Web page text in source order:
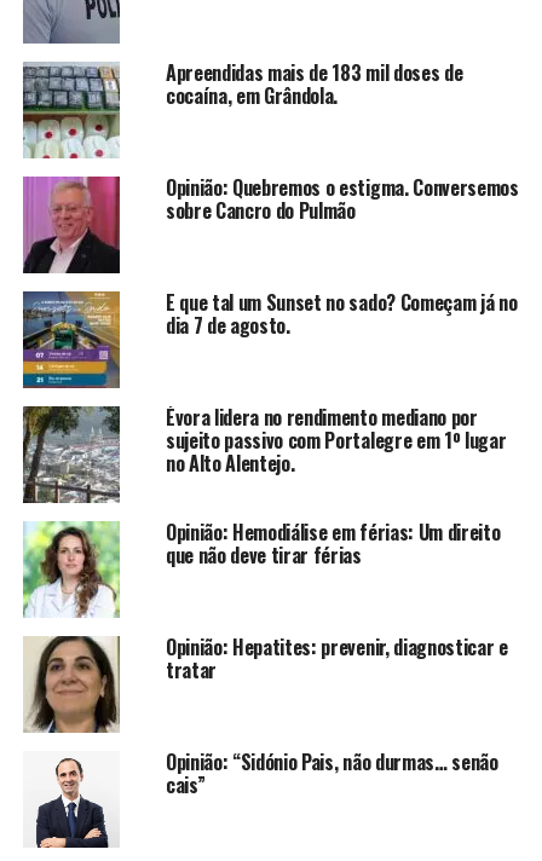
Apreendidas mais de 183 mil doses de
cocaína, em Grândola.
Opinião: Quebremos o estigma. Conversemos
sobre Cancro do Pulmão
E que tal um Sunset no sado? Começam já no
dia 7 de agosto.
Évora lidera no rendimento mediano por
sujeito passivo com Portalegre em 1º lugar
no Alto Alentejo.
Opinião: Hemodiálise em férias: Um direito
que não deve tirar férias
Opinião: Hepatites: prevenir, diagnosticar e
tratar
Opinião: “Sidónio Pais, não durmas… senão
cais”